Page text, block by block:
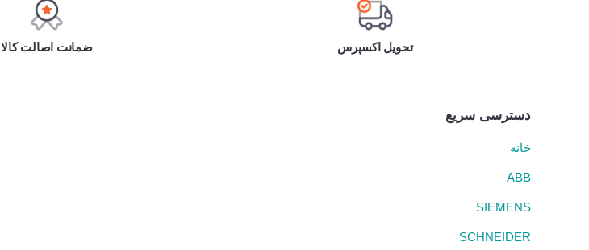
تحویل اکسپرس ضمانت اصالت کالا
دسترسی سریع
خانه
ABB
SIEMENS
SCHNEIDER